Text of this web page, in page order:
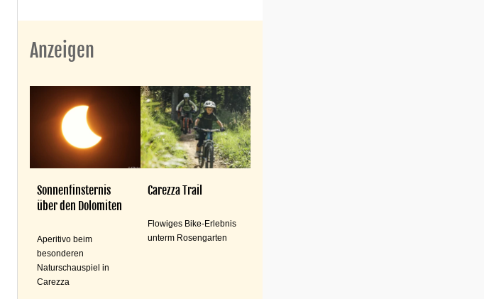
Anzeigen
Sonnenfinsternis
über den Dolomiten
Aperitivo beim
besonderen
Naturschauspiel in
Carezza
Carezza Trail
Flowiges Bike-Erlebnis
unterm Rosengarten